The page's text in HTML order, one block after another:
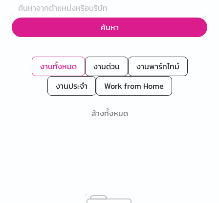
ค้นหา
งานทั้งหมด งานด่วน
งานพาร์ทไทม์
งานประจำ
Work from Home
ล้างทั้งหมด